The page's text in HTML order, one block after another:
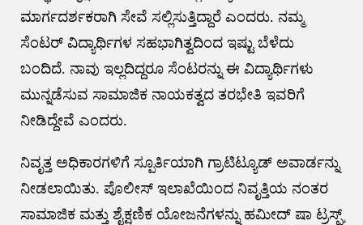
ಮಾರ್ಗದರ್ಶಕರಾಗಿ ಸೇವೆ ಸಲ್ಲಿಸುತ್ತಿದ್ದಾರೆ ಎಂದರು. ನಮ್ಮ
ಸೆಂಟರ್ ವಿದ್ಯಾರ್ಥಿಗಳ ಸಹಭಾಗಿತ್ವದಿಂದ ಇಷ್ಟು ಬೆಳೆದು
ಬಂದಿದೆ. ನಾವು ಇಲ್ಲದಿದ್ದರೂ ಸೆಂಟರನ್ನು ಈ ವಿದ್ಯಾರ್ಥಿಗಳು
ಮುನ್ನಡೆಸುವ ಸಾಮಾಜಿಕ ನಾಯಕತ್ವದ ತರಭೇತಿ ಇವರಿಗೆ
ನೀಡಿದ್ದೇವೆ ಎಂದರು.
ನಿವೃತ್ತ ಅಧಿಕಾರಗಳಿಗೆ ಸ್ಪೂರ್ತಿಯಾಗಿ ಗ್ರಾಟಿಟ್ಯೂಡ್ ಅವಾರ್ಡನ್ನು
ನೀಡಲಾಯಿತು. ಪೊಲೀಸ್ ಇಲಾಖೆಯಿಂದ ನಿವೃತ್ತಿಯ ನಂತರ
ಸಾಮಾಜಿಕ ಮತ್ತು ಶೈಕ್ಷಣಿಕ ಯೋಜನೆಗಳನ್ನು ಹಮೀದ್ ಷಾ ಟ್ರಸ್ಘ್